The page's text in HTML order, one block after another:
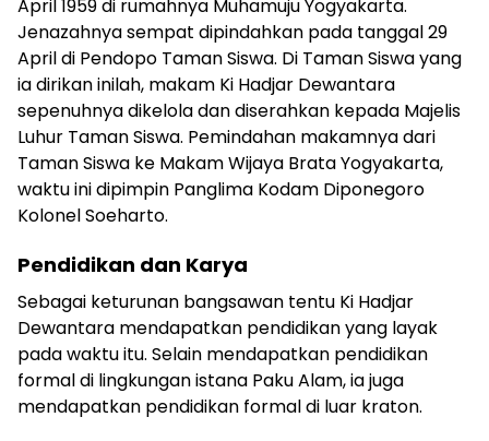
April 1959 di rumahnya Muhamuju Yogyakarta.
Jenazahnya sempat dipindahkan pada tanggal 29
April di Pendopo Taman Siswa. Di Taman Siswa yang
ia dirikan inilah, makam Ki Hadjar Dewantara
sepenuhnya dikelola dan diserahkan kepada Majelis
Luhur Taman Siswa. Pemindahan makamnya dari
Taman Siswa ke Makam Wijaya Brata Yogyakarta,
waktu ini dipimpin Panglima Kodam Diponegoro
Kolonel Soeharto.
Pendidikan dan Karya
Sebagai keturunan bangsawan tentu Ki Hadjar
Dewantara mendapatkan pendidikan yang layak
pada waktu itu. Selain mendapatkan pendidikan
formal di lingkungan istana Paku Alam, ia juga
mendapatkan pendidikan formal di luar kraton.